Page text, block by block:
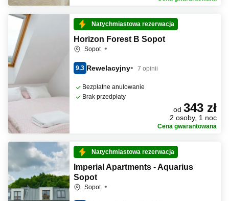
Natychmiastowa rezerwacja
Horizon Forest B Sopot
Sopot
9.3 Rewelacyjny 7 opinii
Bezpłatne anulowanie
Brak przedpłaty
od 343 zł
2 osoby, 1 noc
Cena gwarantowana
Natychmiastowa rezerwacja
Imperial Apartments - Aquarius
Sopot
Sopot